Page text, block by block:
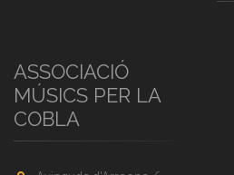
ASSOCIACIÓ
MÚSICS PER LA
COBLA